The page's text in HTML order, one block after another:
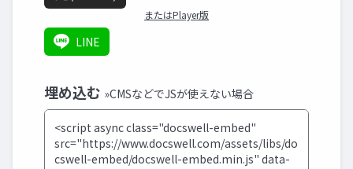
またはPlayer版
LINE
埋め込む »CMSなどでJSが使えない場合